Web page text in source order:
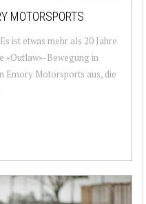
MOTORSPORTS
ist etwas mehr als 20 Jahre
«Outlaw»-Bewegung in
Emory Motorsports aus, die